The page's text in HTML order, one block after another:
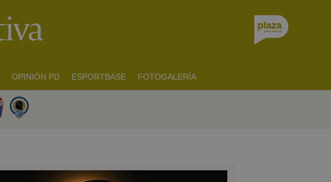
OPINIÓN PD ESPORTBASE FOTOGALERÍA